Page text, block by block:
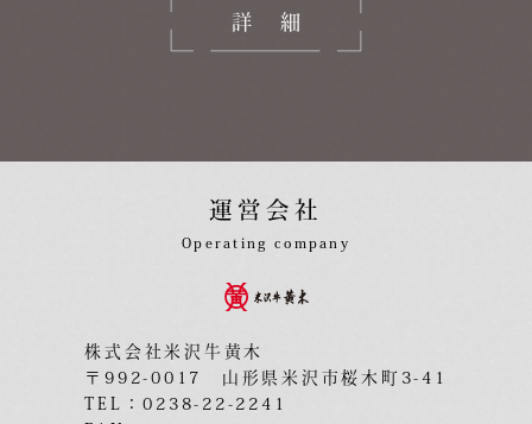
詳細
運営会社
Operating company
株式会社米沢牛黄木
〒992-0017 山形県米沢市桜木町3-41
TEL：0238-22-2241